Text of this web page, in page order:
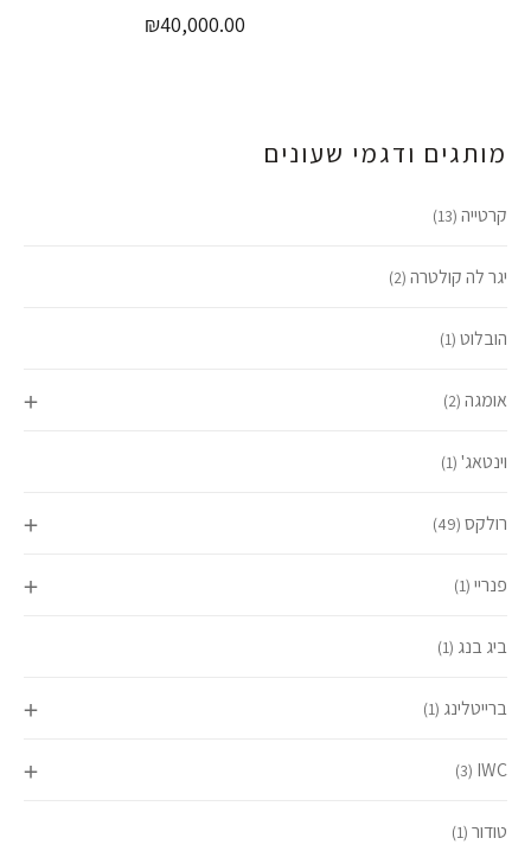
מותגים ודגמי שעונים
קרטייה (13)
יגר לה קולטרה (2)
הובלוט (1)
אומגה (2)
וינטאג' (1)
רולקס (49)
פנריי (1)
ביג בנג (1)
ברייטלינג (1)
IWC
(3)
טודור (1)
₪40,000.00